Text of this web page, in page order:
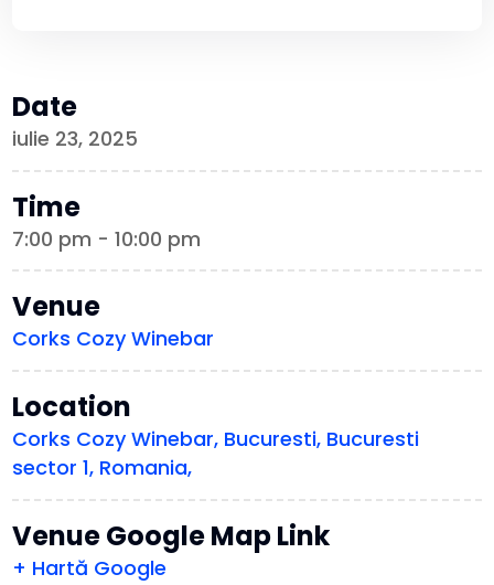
Date
iulie 23, 2025
Time
7:00 pm - 10:00 pm
Venue
Corks Cozy Winebar
Location
Corks Cozy Winebar, Bucuresti, Bucuresti
sector 1, Romania,
Venue Google Map Link
+ Hartă Google